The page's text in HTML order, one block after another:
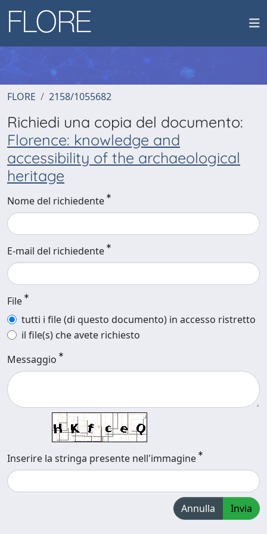
FLORE 2158/1055682
Richiedi una copia del documento:
Florence: knowledge and
accessibility of the archaeological
heritage
Nome del richiedente
E-mail del richiedente
File
tutti i file (di questo documento) in accesso ristretto
il file(s) che avete richiesto
Messaggio
Inserire la stringa presente nell'immagine
Annulla Invia